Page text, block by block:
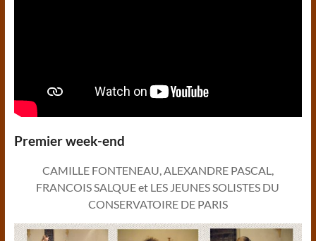
Premier week-end
CAMILLE FONTENEAU, ALEXANDRE PASCAL,
FRANCOIS SALQUE et LES JEUNES SOLISTES DU
CONSERVATOIRE DE PARIS